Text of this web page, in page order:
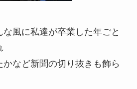
風に私達が卒業した年ごと
など新聞の切り抜きも飾ら